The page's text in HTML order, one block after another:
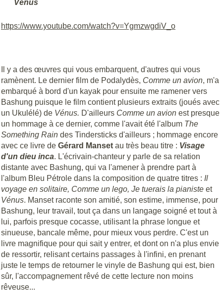
Vénus
https://www.youtube.com/watch?v=YgmzwgdiV_o
Il y a des œuvres qui vous embarquent, d'autres qui vous
ramènent. Le dernier film de Podalydès, Comme un avion, m'a
embarqué à bord d'un kayak pour ensuite me ramener vers
Bashung puisque le film contient plusieurs extraits (joués avec
un Ukulélé) de Vénus. D'ailleurs Comme un avion est presque
un hommage à ce dernier, comme l'avait été l'album The
Something Rain des Tindersticks d'ailleurs ; hommage encore
avec ce livre de Gérard Manset au très beau titre : Visage
d'un dieu inca. L'écrivain-chanteur y parle de sa relation
distante avec Bashung, qui va l'amener à prendre part à
l'album Bleu Pétrole dans la composition de quatre titres : Il
voyage en solitaire, Comme un lego, Je tuerais la pianiste et
Vénus. Manset raconte son amitié, son estime, immense, pour
Bashung, leur travail, tout ça dans un langage soigné et tout à
lui, parfois presque cocasse, utilisant la phrase longue et
sinueuse, bancale même, pour mieux vous perdre. C'est un
livre magnifique pour qui sait y entrer, et dont on n'a plus envie
de ressortir, relisant certains passages à l'infini, en prenant
juste le temps de retourner le vinyle de Bashung qui est, bien
sûr, l'accompagnement rêvé de cette lecture non moins
rêveuse...